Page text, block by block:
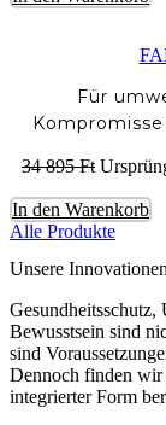
Für
34 895Ft
In den Warenkorb
Alle Produkte
Unsere Innovationen
Bewusstsein sind
sind
Dennoch finden wir
integrierter Form